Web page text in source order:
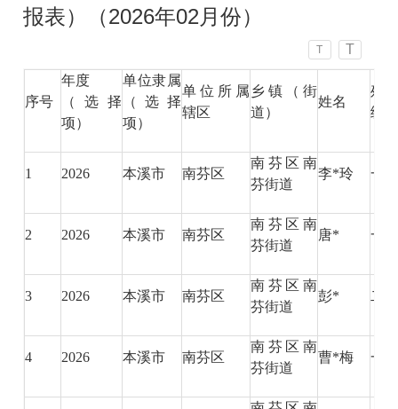
报表）（2026年02月份）
T T
序号
年度
（选择
项）
单位隶属
（选择
项）
单位所属
辖区
乡镇（街
道）
姓名
残
级
1 2026 本溪市 南芬区
南芬区南
芬街道
李*玲 一
2 2026 本溪市 南芬区
南芬区南
芬街道
唐* 一
3 2026 本溪市 南芬区
南芬区南
芬街道
彭* 二
4 2026 本溪市 南芬区
南芬区南
芬街道
曹*梅 一